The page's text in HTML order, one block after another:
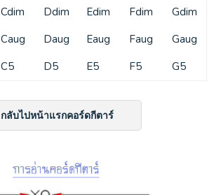
Cdim Ddim Edim Fdim
Gdim
Caug Daug Eaug Faug
Gaug
C5 D5 E5 F5 G5
กลับไปหน้าแรกคอร์ดกีตาร์